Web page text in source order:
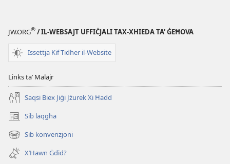
JW.ORG® / IL-WEBSAJT UFFIĊJALI TAX-XHIEDA TA' ĠEĦOVA
Issettja Kif Tidher il-Website
Links taʼ Malajr
Saqsi Biex Jiġi Jżurek Xi Ħadd
Sib laqgħa
(opens
new
window)
Sib konvenzjoni
(opens
new
window)
X’Hawn Ġdid?